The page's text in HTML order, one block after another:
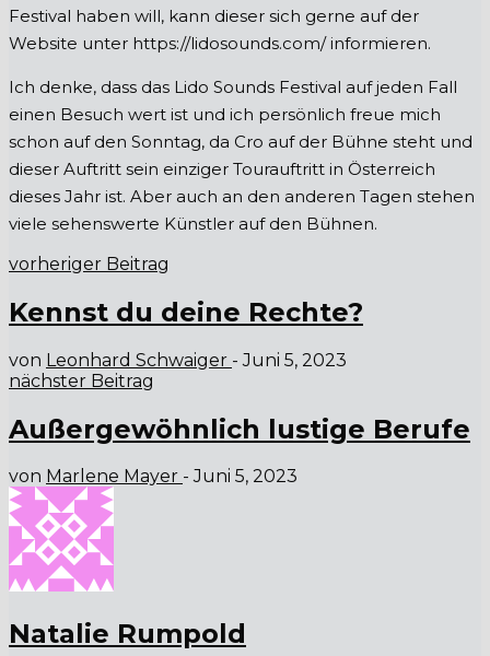
Festival haben will, kann dieser sich gerne auf der
Website unter https://lidosounds.com/ informieren.
Ich denke, dass das Lido Sounds Festival auf jeden Fall
einen Besuch wert ist und ich persönlich freue mich
schon auf den Sonntag, da Cro auf der Bühne steht und
dieser Auftritt sein einziger Tourauftritt in Österreich
dieses Jahr ist. Aber auch an den anderen Tagen stehen
viele sehenswerte Künstler auf den Bühnen.
vorheriger Beitrag
Kennst du deine Rechte?
von Leonhard Schwaiger -Juni 5, 2023
nächster Beitrag
Außergewöhnlich lustige Berufe
von Marlene Mayer -Juni 5, 2023
Natalie Rumpold